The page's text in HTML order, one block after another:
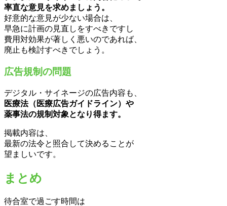
率直な意見を求めましょう。
好意的な意見が少ない場合は、
早急に計画の見直しをすべきですし
費用対効果が著しく悪いのであれば、
廃止も検討すべきでしょう。
広告規制の問題
デジタル・サイネージの広告内容も、
医療法（医療広告ガイドライン）や
薬事法の規制対象となり得ます。
掲載内容は、
最新の法令と照合して決めることが
望ましいです。
まとめ
待合室で過ごす時間は